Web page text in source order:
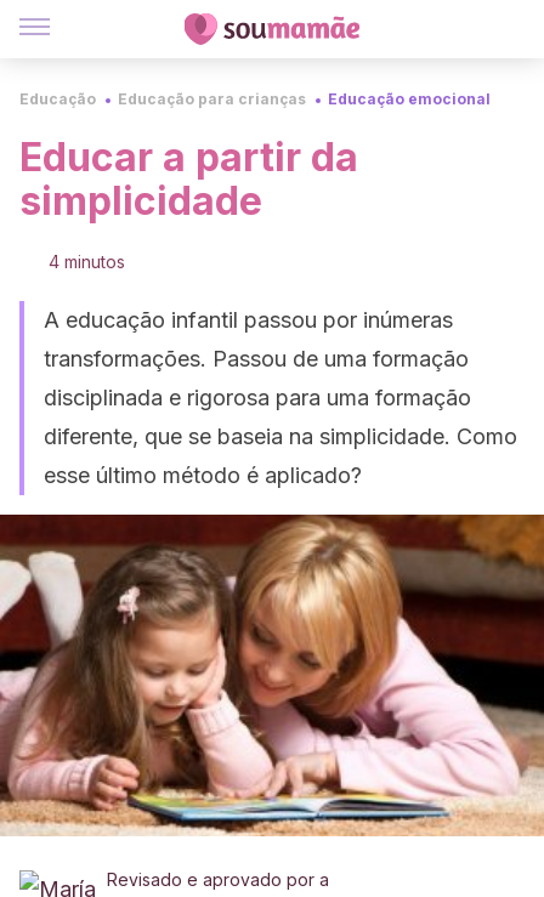
Educação Educação para crianças Educação emocional
Educar a partir da
simplicidade
4 minutos
A educação infantil passou por inúmeras
transformações. Passou de uma formação
disciplinada e rigorosa para uma formação
diferente, que se baseia na simplicidade. Como
esse último método é aplicado?
Revisado e aprovado por a